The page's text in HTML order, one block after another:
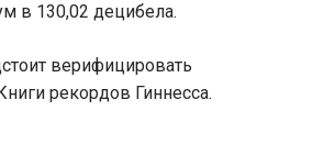
в 130,02 децибела.
верифицировать
рекордов Гиннесса.